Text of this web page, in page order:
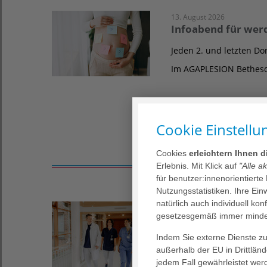
13. August 2026
Infoabend für
Jeden 2. und letzten
Im AGAPLESION
26. August 2026
Online Kurs
Anerkannt von der
Cookie
Cookies erleichtern Ihnen
Erlebnis. Mit Klick auf "Alle
für benutzer:innenorientierte
Nutzungsstatistiken. Ihre
natürlich auch individuell
gesetzesgemäß immer
Indem Sie externe Dienste
außerhalb der EU in
jedem Fall gewährleistet